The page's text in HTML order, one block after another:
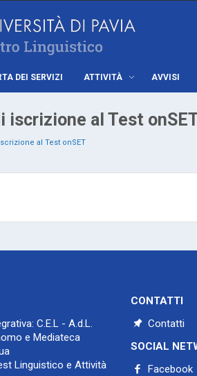
DEI SERVIZI ATTIVITÀ AVVISI
iscrizione al Test
al Test onSET
C.E.L - A.d.L.
e Mediateca
Linguistico e Attività
CONTATTI
Contatti
SOCIAL
Facebook